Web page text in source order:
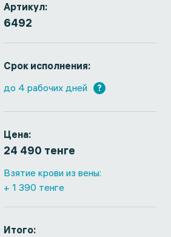
Артикул:
6492
Срок исполнения:
до 4 рабочих дней
?
Цена:
24 490 тенге
Взятие крови из вены:
+ 1 390 тенге
Итого: